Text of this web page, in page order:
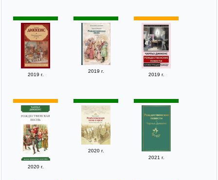
2019 г.
2019 г.
2019 г.
2020 г.
2020 г.
2021 г.